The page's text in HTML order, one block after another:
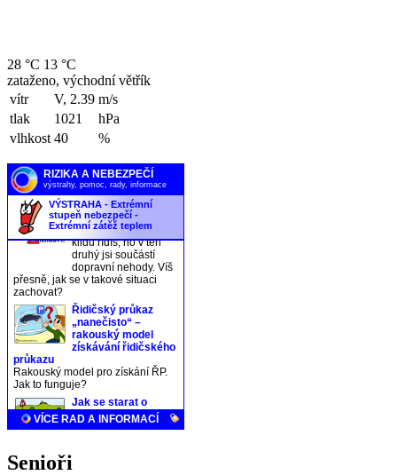
28 °C 13 °C
zataženo, východní větřík
vítr
V, 2.39 m/s
tlak
1021
hPa
vlhkost 40 %
Senioři